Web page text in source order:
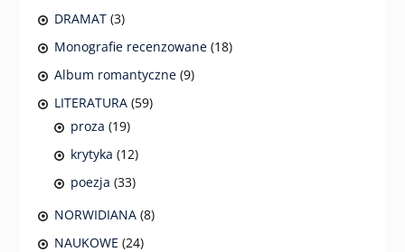
DRAMAT (3)
Monografie recenzowane (18)
Album romantyczne (9)
LITERATURA (59)
proza (19)
krytyka (12)
poezja (33)
NORWIDIANA (8)
NAUKOWE (24)